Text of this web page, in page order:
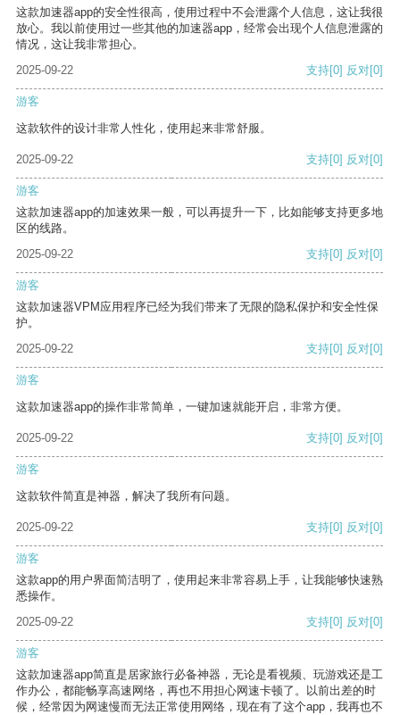
这款加速器app的安全性很高，使用过程中不会泄露个人信息，这让我很
放心。我以前使用过一些其他的加速器app，经常会出现个人信息泄露的
情况，这让我非常担心。
2025-09-22
支持[0] 反对[0]
游客
这款软件的设计非常人性化，使用起来非常舒服。
2025-09-22 支持[0] 反对[0]
游客
这款加速器app的加速效果一般，可以再提升一下，比如能够支持更多地
区的线路。
2025-09-22
支持[0] 反对[0]
游客
这款加速器VPM应用程序已经为我们带来了无限的隐私保护和安全性保
护。
2025-09-22
支持[0] 反对[0]
游客
这款加速器app的操作非常简单，一键加速就能开启，非常方便。
2025-09-22 支持[0] 反对[0]
游客
这款软件简直是神器，解决了我所有问题。
2025-09-22 支持[0] 反对[0]
游客
这款app的用户界面简洁明了，使用起来非常容易上手，让我能够快速熟
悉操作。
2025-09-22
支持[0] 反对[0]
游客
这款加速器app简直是居家旅行必备神器，无论是看视频、玩游戏还是工
作办公，都能畅享高速网络，再也不用担心网速卡顿了。以前出差的时
候，经常因为网速慢而无法正常使用网络，现在有了这个app，我再也不